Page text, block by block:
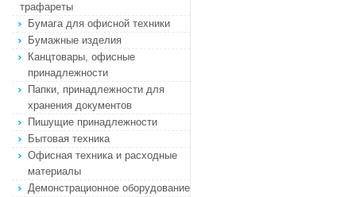
трафареты
Бумага для офисной техники
Бумажные изделия
Канцтовары, офисные
принадлежности
Папки, принадлежности для
хранения документов
Пишущие принадлежности
Бытовая техника
Офисная техника и расходные
материалы
Демонстрационное оборудование